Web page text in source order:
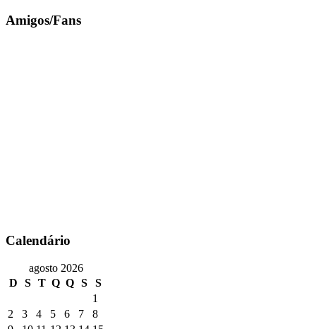
Amigos/Fans
Calendário
agosto 2026
D
S T Q Q S
S
1
2
3 4 5 6 7
8